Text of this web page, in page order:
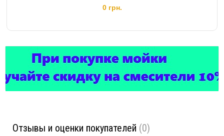
0 грн.
Отзывы и оценки покупателей (0)